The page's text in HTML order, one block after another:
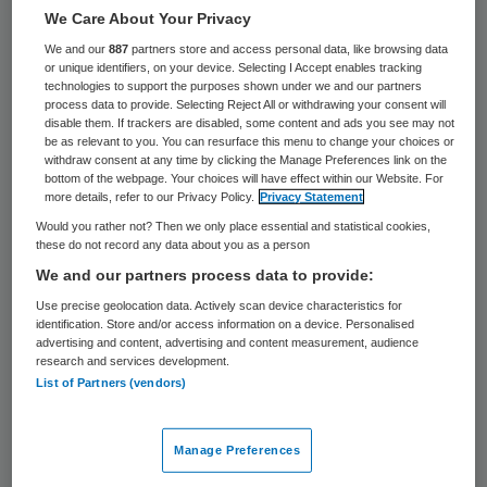
Het pand van Teugel Resort Veghel krijgt
weer een zorgfunctie. Het zal ofwel al
woonzorgcomplex worden ingericht, ofwel
als zorgvoorziening voor mensen met
dementie. Dat meldt het Brabants Dagblad.
gewisseld. Het begon als hotel, dat in 2004
failliet ging, waarna er een zorghotel voor
revalidatie in kwam. Zorgorganisatie
Pantein nam dit in 2012 over van oprichter
Gerard van den Berg, maar trok er na twee
en Pantein wilde zich concentreren op de
thuiszorg. Daarop werd het gebouw weer
We Care About Your Privacy
We and our887 partners store and access personal data, like browsing data
or unique identifiers, on your device. Selecting I Accept enables tracking
technologies to support the purposes shown under we and our partners
process data to provide. Selecting Reject All or withdrawing your consent will
disable them. If trackers are disabled, some content and ads you see may not
be as relevant to you. You can resurface this menu to change your choices or
withdraw consent at any time by clicking the Manage Preferences link on the
bottom of the webpage. Your choices will have effect within our Website. For
more details, refer to our Privacy Policy.
Privacy Statement
Would you rather not? Then we only place essential and statistical cookies,
these do not record any data about you as a person
We and our partners process data to provide:
Use precise geolocation data. Actively scan device characteristics for
identification. Store and/or access information on a device. Personalised
advertising and content, advertising and content measurement, audience
research and services development.
List of Partners (vendors)
Manage Preferences